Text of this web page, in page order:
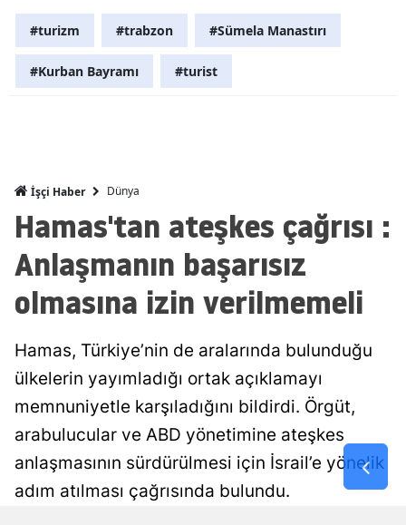
Muğla
Niğde
Ordu
Rize
#turizm #trabzon #Sümela Manastırı
#Kurban Bayramı #turist
İşçi Haber Dünya
Hamas'tan ateşkes çağrısı :
Anlaşmanın başarısız
olmasına izin verilmemeli
Hamas, Türkiye’nin de aralarında bulunduğu
ülkelerin yayımladığı ortak açıklamayı
memnuniyetle karşıladığını bildirdi. Örgüt,
arabulucular ve ABD yönetimine ateşkes
anlaşmasının sürdürülmesi için İsrail’e yönelik
adım atılması çağrısında bulundu.